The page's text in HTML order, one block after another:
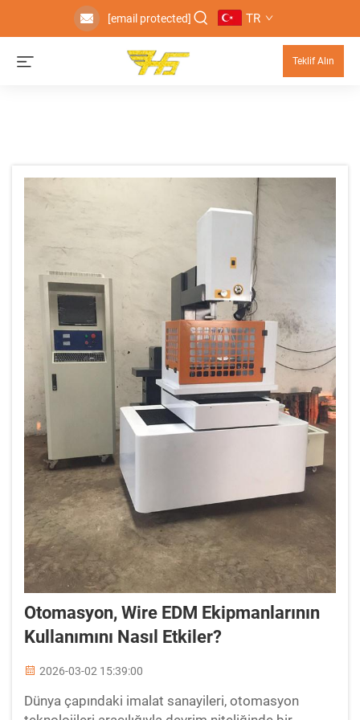
[email protected] TR
Teklif Alın
Otomasyon, Wire EDM Ekipmanlarının
Kullanımını Nasıl Etkiler?
2026-03-02 15:39:00
Dünya çapındaki imalat sanayileri, otomasyon